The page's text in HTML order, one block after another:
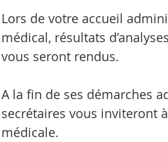
Lors de votre accueil
médical, résultats
vous seront rendus.
A la fin de ses démarches
secrétaires vous inviteront
médicale.